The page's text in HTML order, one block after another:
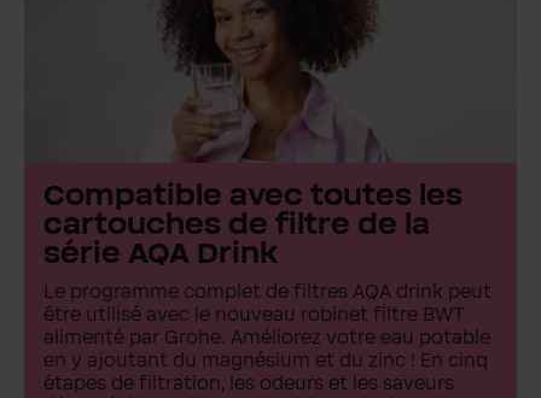
Compatible avec toutes les
cartouches de filtre de la
série AQA Drink
Le programme complet de filtres AQA drink peut
être utilisé avec le nouveau robinet filtre BWT
alimenté par Grohe. Améliorez votre eau potable
en y ajoutant du magnésium et du zinc ! En cinq
étapes de filtration, les odeurs et les saveurs